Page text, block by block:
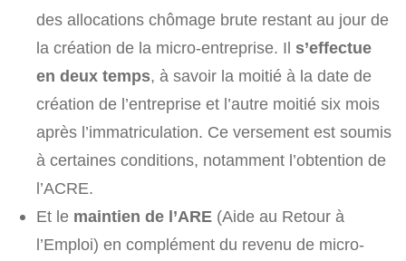
des allocations chômage brute restant au jour de
la création de la micro-entreprise. Il s’effectue
en deux temps, à savoir la moitié à la date de
création de l’entreprise et l’autre moitié six mois
après l’immatriculation. Ce versement est soumis
à certaines conditions, notamment l’obtention de
l’ACRE.
Et le maintien de l’ARE (Aide au Retour à
l’Emploi) en complément du revenu de micro-